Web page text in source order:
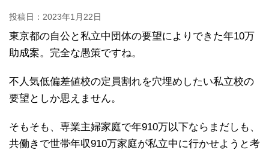
投稿日： 2023年1月22日
東京都の自公と私立中団体の要望によりできた年10万
助成案。完全な愚策ですね。
不人気低偏差値校の定員割れを穴埋めしたい私立校の
要望としか思えません。
そもそも、専業主婦家庭で年910万以下ならまだしも、
共働きで世帯年収910万家庭が私立中に行かせようと考